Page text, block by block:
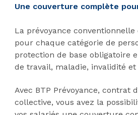
Une couverture complète
La prévoyance conventionnelle
pour chaque catégorie de
protection de base obligatoire
de travail, maladie, invalidité et
Avec BTP Prévoyance, contrat
collective, vous avez la